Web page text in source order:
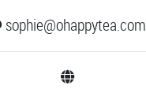
sophie@ohappytea.com